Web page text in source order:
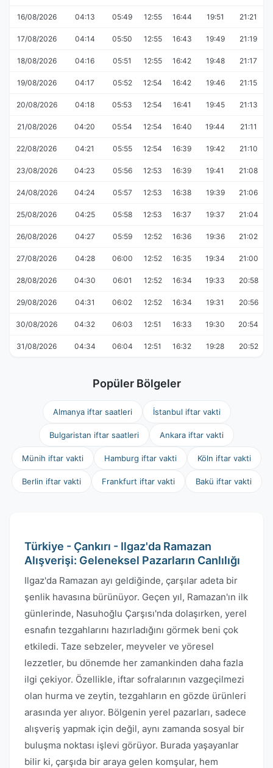
16/08/2026 04:13 05:49 12:55 16:44 19:51 21:21
17/08/2026 04:14 05:50 12:55 16:43 19:49 21:19
18/08/2026 04:16 05:51 12:55 16:42 19:48 21:17
19/08/2026 04:17 05:52 12:54 16:42 19:46 21:15
20/08/2026 04:18 05:53 12:54 16:41 19:45 21:13
21/08/2026 04:20 05:54 12:54 16:40 19:44 21:11
22/08/2026 04:21 05:55 12:54 16:39 19:42 21:10
23/08/2026 04:23 05:56 12:53 16:39 19:41 21:08
24/08/2026 04:24 05:57 12:53 16:38 19:39 21:06
25/08/2026 04:25 05:58 12:53 16:37 19:37 21:04
26/08/2026 04:27 05:59 12:52 16:36 19:36 21:02
27/08/2026 04:28 06:00 12:52 16:35 19:34 21:00
28/08/2026 04:30 06:01 12:52 16:34 19:33 20:58
29/08/2026 04:31 06:02 12:52 16:34 19:31 20:56
30/08/2026 04:32 06:03 12:51 16:33 19:30 20:54
31/08/2026 04:34 06:04 12:51 16:32 19:28 20:52
Popüler Bölgeler
Almanya iftar saatleri İstanbul iftar vakti
Bulgaristan iftar saatleri Ankara iftar vakti
Münih iftar vakti Hamburg iftar vakti Köln iftar vakti
Berlin iftar vakti Frankfurt iftar vakti Bakü iftar vakti
Türkiye - Çankırı - Ilgaz'da Ramazan
Alışverişi: Geleneksel Pazarların Canlılığı
Ilgaz'da Ramazan ayı geldiğinde, çarşılar adeta bir
şenlik havasına bürünüyor. Geçen yıl, Ramazan'ın ilk
günlerinde, Nasuhoğlu Çarşısı'nda dolaşırken, yerel
esnafın tezgahlarını hazırladığını görmek beni çok
etkiledi. Taze sebzeler, meyveler ve yöresel
lezzetler, bu dönemde her zamankinden daha fazla
ilgi çekiyor. Özellikle, iftar sofralarının vazgeçilmezi
olan hurma ve zeytin, tezgahların en gözde ürünleri
arasında yer alıyor. Bölgenin yerel pazarları, sadece
alışveriş yapmak için değil, aynı zamanda sosyal bir
buluşma noktası işlevi görüyor. Burada yaşayanlar
bilir ki, çarşıda bir araya gelen komşular, hem